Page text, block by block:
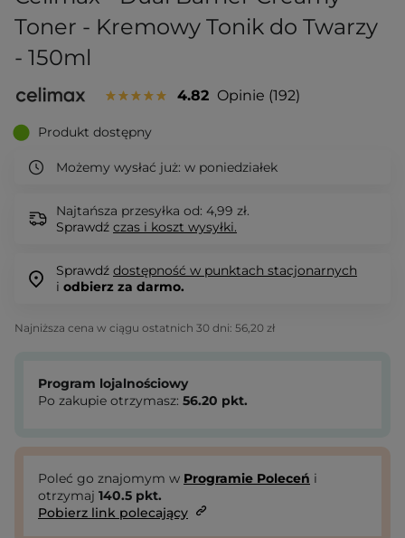
Toner - Kremowy Tonik do Twarzy
- 150ml
4.82 Opinie 192
Produkt dostępny
Możemy wysłać już: w poniedziałek
Najtańsza przesyłka od: 4,99 zł.
Sprawdź czas i koszt wysyłki.
Sprawdź dostępność w punktach stacjonarnych
i odbierz za darmo.
Najniższa cena w ciągu ostatnich 30 dni: 56,20 zł
Program lojalnościowy
Po zakupie otrzymasz: 56.20 pkt.
Poleć go znajomym w Programie Poleceń i
otrzymaj 140.5 pkt.
Pobierz link polecający